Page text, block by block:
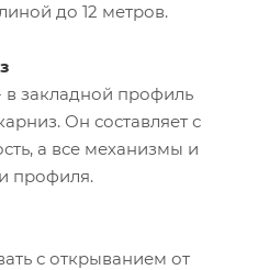
до 12 метров.
закладной профиль
Он составляет с
а все механизмы и
профиля.
с открыванием от